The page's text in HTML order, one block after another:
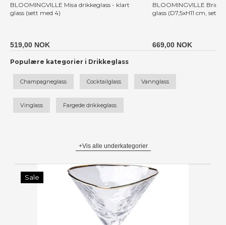
BLOOMINGVILLE Misa drikkeglass - klart
glass (sett med 4)
519,00 NOK
BLOOMINGVILLE
glass (D7,5xH11 cm, sett
669,00 NOK
Populære kategorier i Drikkeglass
Champagneglass Cocktailglass Vannglass
Vinglass Fargede drikkeglass
+Vis alle underkategorier
Sale